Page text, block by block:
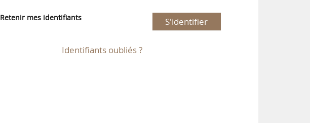
Retenir mes identifiants S'identifier
Identifiants oubliés ?